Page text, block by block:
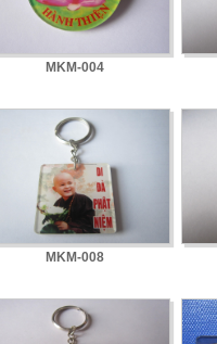
MKM-004
MKM-008